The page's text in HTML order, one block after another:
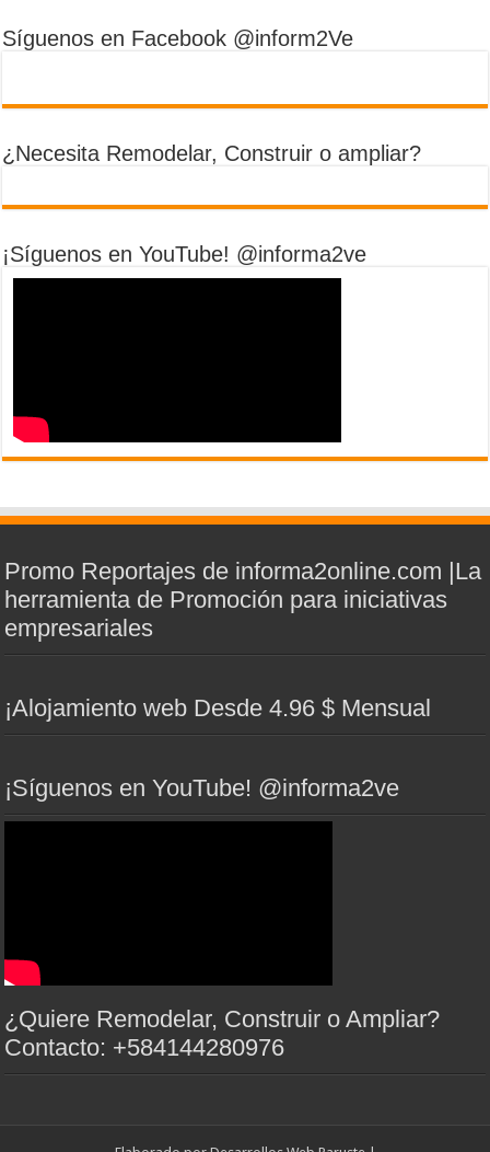
Síguenos en Facebook @inform2Ve
¿Necesita Remodelar, Construir o ampliar?
¡Síguenos en YouTube! @informa2ve
Promo Reportajes de informa2online.com |La
herramienta de Promoción para iniciativas
empresariales
¡Alojamiento web Desde 4.96 $ Mensual
¡Síguenos en YouTube! @informa2ve
¿Quiere Remodelar, Construir o Ampliar?
Contacto: +584144280976